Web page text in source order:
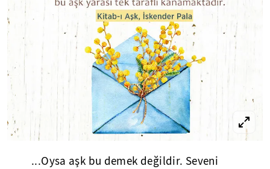
...Oysa aşk bu demek değildir. Seveni